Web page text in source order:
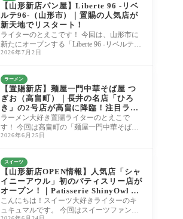
【山形新店パン屋】Liberte 96 -リベ
ルテ96-（山形市）｜置賜の人気店が
新天地でリスタート！
ライターのとえこです！ 今回は、山形市に
新たにオープンする「Liberte 96 -リベルテ96
-」さんにお邪魔してきました。 以前置賜地
2026年7月2日
ラーメン
【置賜新店】麺屋一門中華そば屋 つ
ぎお（高畠町）｜長井の名店「ひろ
き」の2号店が高畠に降臨！注目ラー
メンの最新レポ
ラーメン大好き置賜ライターのとえこで
す！ 今回は高畠町の「麺屋一門中華そば屋
つぎお」さんにお邪魔してきました。 2026
2026年6月25日
スイーツ
【山形新店OPEN情報】人気店「シャ
イニーアウル」初のパティスリー店が
オープン！｜Patisserie ShinyOwl ya
magata polc（山形市風間）
こんにちは！スイーツ大好きライターのキ
ュキュマルです。 今回はスイーツファンの